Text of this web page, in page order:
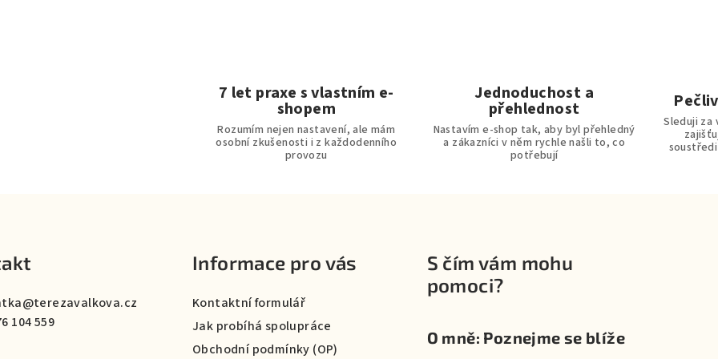
c
í
p
ý
s
7 let praxe s vlastním e-
shopem
Rozumím nejen nastavení, ale mám
osobní zkušenosti i z každodenního
provozu
Jednoduchost a
přehlednost
Nastavím e-shop tak, aby byl přehledný
a zákazníci v něm rychle našli to, co
potřebují
Sleduji za
@terezavalkova.cz
104 559
Informace pro vás
Kontaktní formulář
Jak probíhá spolupráce
Obchodní podmínky (OP)
S čím vám mohu
pomoci?
O mně: Poznejme se blíže